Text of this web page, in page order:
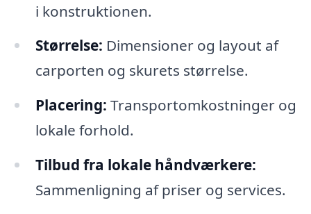
i konstruktionen.
Størrelse: Dimensioner og layout af
carporten og skurets størrelse.
Placering: Transportomkostninger og
lokale forhold.
Tilbud fra lokale håndværkere:
Sammenligning af priser og services.